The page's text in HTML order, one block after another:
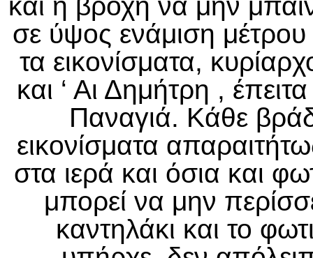
σε ύψος ενάμιση μέτρου
τα εικονίσματα,
και ‘ Αι Δημήτρη ,
Παναγιά. Κάθε
εικονίσματα
στα ιερά και όσια και
μπορεί να μην
καντηλάκι και το